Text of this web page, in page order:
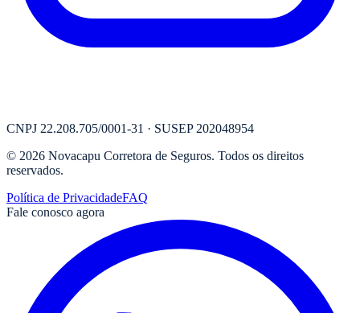
CNPJ 22.208.705/0001-31 · SUSEP 202048954
© 2026 Novacapu Corretora de Seguros. Todos os direitos
reservados.
Política de PrivacidadeFAQ
Fale conosco agora